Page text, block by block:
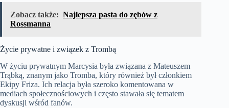
Zobacz także: Najlepsza pasta do zębów z
Rossmanna
Życie prywatne i związek z Trombą
W życiu prywatnym Marcysia była związana z Mateuszem
Trąbką, znanym jako Tromba, który również był członkiem
Ekipy Friza. Ich relacja była szeroko komentowana w
mediach społecznościowych i często stawała się tematem
dyskusji wśród fanów.